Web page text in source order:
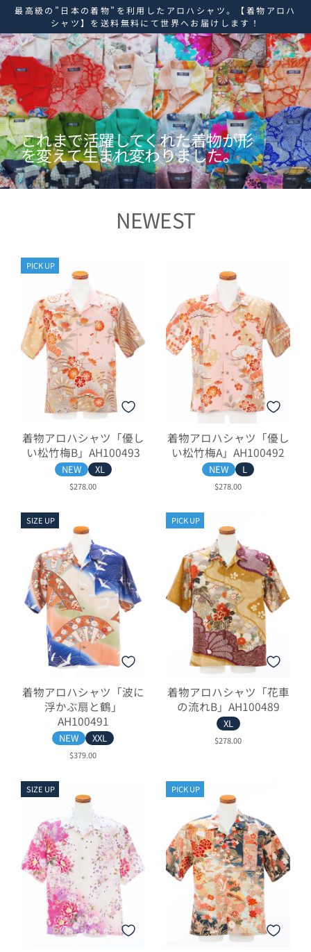
ッ
プ
し
て
コ
ン
テ
ン
ツ
に
移
動
す
最高級の”日本の着物”を利用したアロハシャツ。【着物アロハ
シャツ】を送料無料にて世界へお届けします！
これまで活躍してくれた着物が形
を変えて生まれ変わりました。
NEWEST
PICK UP
着物アロハシャツ「優し
い松竹梅B」AH100493
NEW XL
$278.00
着物アロハシャツ「優し
い松竹梅A」AH100492
NEW L
$278.00
SIZE UP
着物アロハシャツ「波に
浮かぶ扇と鶴」
AH100491
NEW XXL
$379.00
PICK UP
着物アロハシャツ「花車
の流れB」AH100489
XL
$278.00
SIZE UP PICK UP